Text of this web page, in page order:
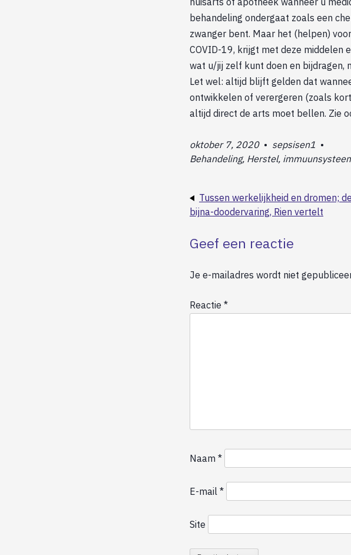
behandeling ondergaat zoals een
zwanger bent. Maar het (helpen)
COVID-19, krijgt met deze middelen
wat u/jij zelf kunt doen en bijdragen,
Let wel: altijd blijft gelden dat
ontwikkelen of verergeren (zoals
altijd direct de arts moet bellen. Zie
oktober 7, 2020 • sepsisen1 •
Behandeling, Herstel,
Tussen werkelijkheid en dromen;
bijna-doodervaring, Rien vertelt
Geef een reactie
Je e-mailadres wordt niet
Reactie *
Naam *
E-mail *
Site